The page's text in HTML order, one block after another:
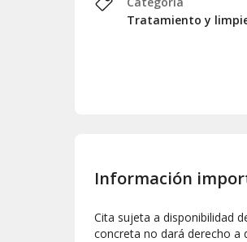
Tratamiento y
Información
Cita sujeta a disponibilidad
concreta no dará derecho a